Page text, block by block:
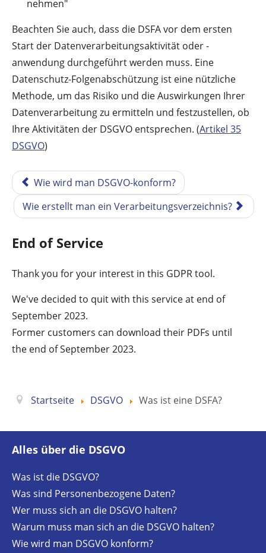
nehmen"
Beachten Sie auch, dass die DSFA vor dem ersten
Start der Datenverarbeitungsaktivität oder -
anwendung durchgeführt werden muss. Eine
Datenschutz-Folgenabschützung ist eine nützliche
Methode, um das Risiko und die Auswirkungen Ihrer
Datenverarbeitung zu ermitteln und festzustellen, ob
Ihre Aktivitäten der DSGVO entsprechen. (Artikel 35
DSGVO)
Wie wird man DSGVO-konform?
Wie erstellt man ein Verarbeitungsverzeichnis?
End of Service
Thank you for your interest in this GDPR tool.
We've decided to quit with this service at end of
September 2023.
Former customers can download their PDFs until
the end of September 2023.
Startseite DSGVO Was ist eine DSFA?
Alles über die DSGVO
Was ist die DSGVO?
Was sind Personenbezogene Daten?
Wer muss sich an die DSGVO halten?
Warum muss man sich an die DSGVO halten?
Wie wird man DSGVO konform?